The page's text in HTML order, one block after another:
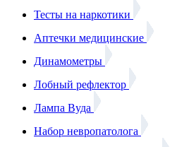
Тесты на наркотики
Аптечки медицинские
Динамометры
Лобный рефлектор
Лампа Вуда
Набор невропатолога